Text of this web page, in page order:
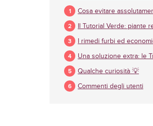
Cosa evitare
Il Tutorial Verde: piante
I rimedi furbi ed
Una soluzione extra: le
Qualche curiosità 💡
Commenti degli utenti